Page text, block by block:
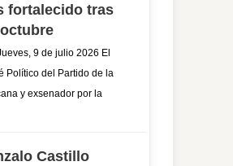
fortalecido tras
9 de julio 2026 El
Político del Partido de la
y exsenador por la
Castillo